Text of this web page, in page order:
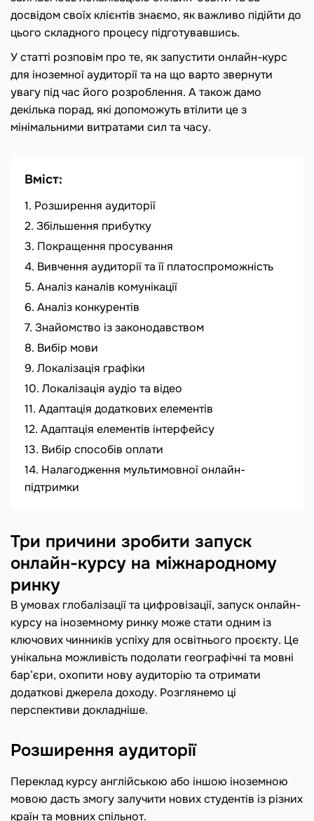
досвідом своїх клієнтів знаємо, як важливо підійти до
цього складного процесу підготувавшись.
У статті розповім про те, як запустити онлайн-курс
для іноземної аудиторії та на що варто звернути
увагу під час його розроблення. А також дамо
декілька порад, які допоможуть втілити це з
мінімальними витратами сил та часу.
Вміст:
Розширення аудиторії
Збільшення прибутку
Покращення просування
Вивчення аудиторії та її платоспроможність
Аналіз каналів комунікації
Аналіз конкурентів
Знайомство із законодавством
Вибір мови
Локалізація графіки
Локалізація аудіо та відео
Адаптація додаткових елементів
Адаптація елементів інтерфейсу
Вибір способів оплати
Налагодження мультимовної онлайн-
підтримки
Три причини зробити запуск
онлайн-курсу на міжнародному
ринку
В умовах глобалізації та цифровізації, запуск онлайн-
курсу на іноземному ринку може стати одним із
ключових чинників успіху для освітнього проєкту. Це
унікальна можливість подолати географічні та мовні
бар’єри, охопити нову аудиторію та отримати
додаткові джерела доходу. Розглянемо ці
перспективи докладніше.
Розширення аудиторії
Переклад курсу англійською або іншою іноземною
мовою дасть змогу залучити нових студентів із різних
країн та мовних спільнот.